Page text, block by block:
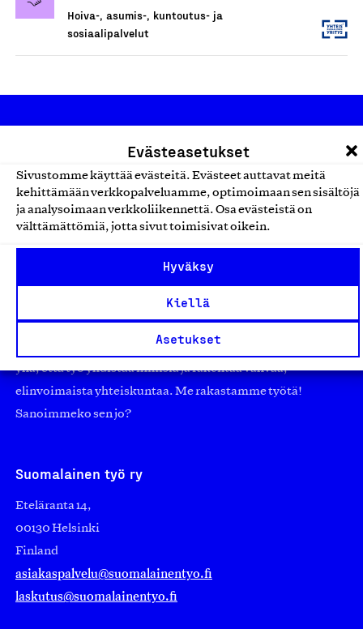
Evästeasetukset
Sivustomme käyttää evästeitä. Evästeet auttavat meitä
kehittämään verkkopalveluamme, optimoimaan sen sisältöjä
ja analysoimaan verkkoliikennettä. Osa evästeistä on
välttämättömiä, jotta sivut toimisivat oikein.
Hyväksy
Kiellä
Asetukset
Hoiva-, asumis-, kuntoutus- ja
sosiaalipalvelut
Olemme jäsentemme omistama puolueeton,
työmarkkinajärjestöistä riippumaton yhdistys.
suuryrityksiin. Meidät on perustettu yli 100 vuotta sitten
edistämään suomalaista työtä ja teollisuutta sekä
nostamaan ylpeyttä kotimaisesta osaamisesta. Uskomme
yhä, että työ yhdistää ihmisiä ja rakentaa vahvaa,
elinvoimaista yhteiskuntaa. Me rakastamme työtä!
Sanoimmeko sen jo?
Suomalainen työ ry
Eteläranta 14,
00130 Helsinki
Finland
asiakaspalvelu@suomalainentyo.fi
laskutus@suomalainentyo.fi